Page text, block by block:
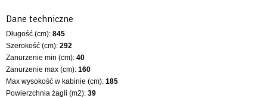
Dane techniczne
Długość (cm): 845
Szerokość (cm): 292
Zanurzenie min (cm): 40
Zanurzenie max (cm): 160
Max wysokość w kabinie (cm): 185
Powierzchnia żagli (m2): 39